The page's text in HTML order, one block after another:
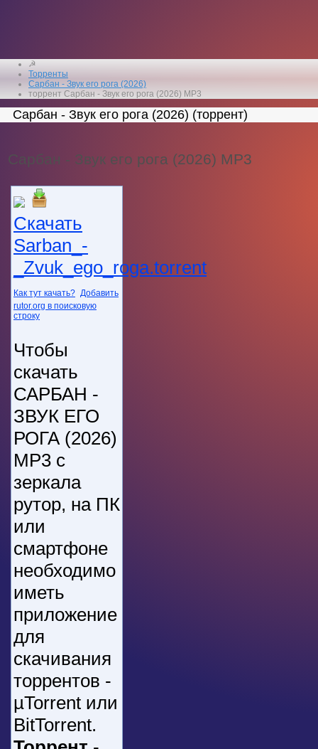
☭
Торренты
Сарбан - Звук его рога (2026)
торрент Сарбан - Звук его рога (2026) MP3
Сарбан - Звук его рога (2026) (торрент)
Сарбан - Звук его рога (2026) MP3
Скачать
Sarban_-
_Zvuk_ego_roga.torrent
Как тут качать? Добавить
rutor.org в поисковую
строку
Чтобы
скачать
САРБАН -
ЗВУК ЕГО
РОГА (2026)
MP3 с
зеркала
рутор, на ПК
или
смартфоне
необходимо
иметь
приложение
для
скачивания
торрентов -
µTorrent или
BitTorrent.